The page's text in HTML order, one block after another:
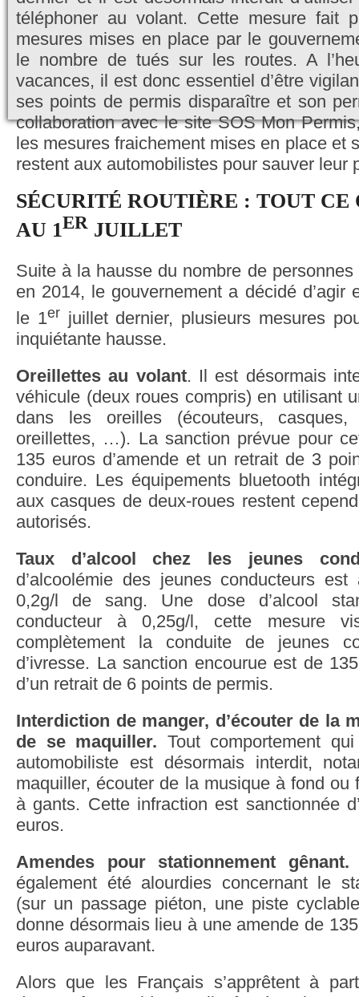
téléphoner au volant. Cette mesure fait
mesures mises en place par le
le nombre de tués sur les routes. A
vacances, il est donc essentiel d’être
ses points de permis disparaître et son
collaboration avec le site SOS Mon
les mesures fraichement mises en place et
restent aux automobilistes pour sauver leur
SÉCURITÉ ROUTIÈRE : TOUT CE
AU 1ER JUILLET
Suite à la hausse du nombre de
en 2014, le gouvernement a décidé d’agir
le 1erjuillet dernier, plusieurs mesures
inquiétante hausse.
Oreillettes au volant. Il est désormais
véhicule (deux roues compris) en utilisant
dans les oreilles (écouteurs,
oreillettes, …). La sanction prévue pour
135 euros d’amende et un retrait de 3
conduire. Les équipements bluetooth
aux casques de deux-roues restent
autorisés.
Taux d’alcool chez les jeunes
d’alcoolémie des jeunes conducteurs
0,2g/l de sang. Une dose d’alcool
conducteur à 0,25g/l, cette mesure
complètement la conduite de jeunes
d’ivresse. La sanction encourue est de
d’un retrait de 6 points de permis.
Interdiction de manger, d’écouter de la
de se maquiller. Tout comportement
automobiliste est désormais interdit,
maquiller, écouter de la musique à fond ou
à gants. Cette infraction est sanctionnée
euros.
Amendes pour stationnement
également été alourdies concernant le
(sur un passage piéton, une piste
donne désormais lieu à une amende de
euros auparavant.
Alors que les Français s’apprêtent à